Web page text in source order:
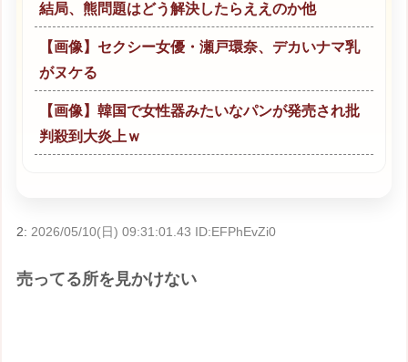
結局、熊問題はどう解決したらええのか他
【画像】セクシー女優・瀬戸環奈、デカいナマ乳
がヌケる
【画像】韓国で女性器みたいなパンが発売され批
判殺到大炎上ｗ
2:2026/05/10(日) 09:31:01.43 ID:EFPhEvZi0
売ってる所を見かけない